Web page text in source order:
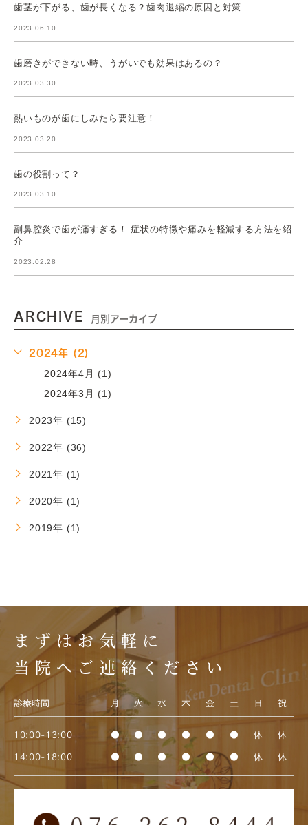
歯茎が下がる、歯が長くなる？歯肉退縮の原因と対策
2023.06.10
歯磨きができない時、うがいでも効果はあるの？
2023.03.30
熱いものが歯にしみたら要注意！
2023.03.20
歯の役割って？
2023.03.10
副鼻腔炎で歯が痛すぎる！ 症状の特徴や痛みを軽減する方法を紹
介
2023.02.28
ARCHIVE 月別アーカイブ
2024年 (2)
2024年4月 (1)
2024年3月 (1)
2023年 (15)
2022年 (36)
2021年 (1)
2020年 (1)
2019年 (1)
まずはお気軽に
当院へご連絡ください
診療時間 月 火 水 木 金 土 日 祝
10:00-13:00 ● ● ● ● ● ● 休 休
14:00-18:00 ● ● ● ● ● ● 休 休